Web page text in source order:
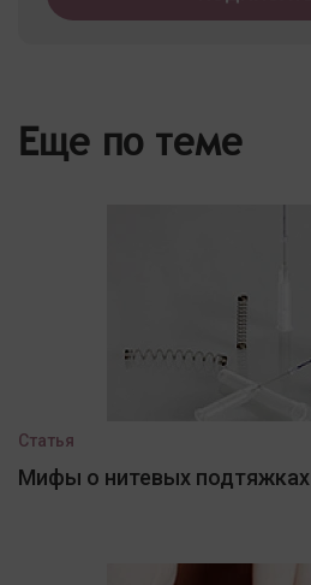
Еще по теме
Статья
Мифы о нитевых подтяжках